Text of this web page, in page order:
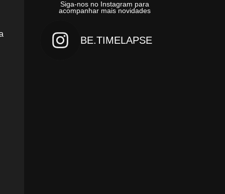
Siga-nos no Instagram para
acompanhar mais novidades
BE.TIMELAPSE